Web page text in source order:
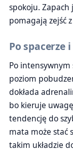
spokoju. Zapach
pomagają zejść
Po spacerze
Po intensywnym
poziom
dokłada
bo kieruje
tendencję do
mata może stać
takim układzie